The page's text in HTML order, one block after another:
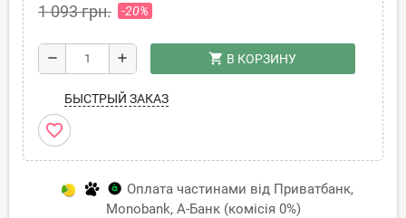
1 093 грн. -20%
remove add shopping_cart В КОРЗИНУ
БЫСТРЫЙ ЗАКАЗ
favorite_border
Оплата частинами від Приватбанк,
Monobank, А-Банк (комісія 0%)